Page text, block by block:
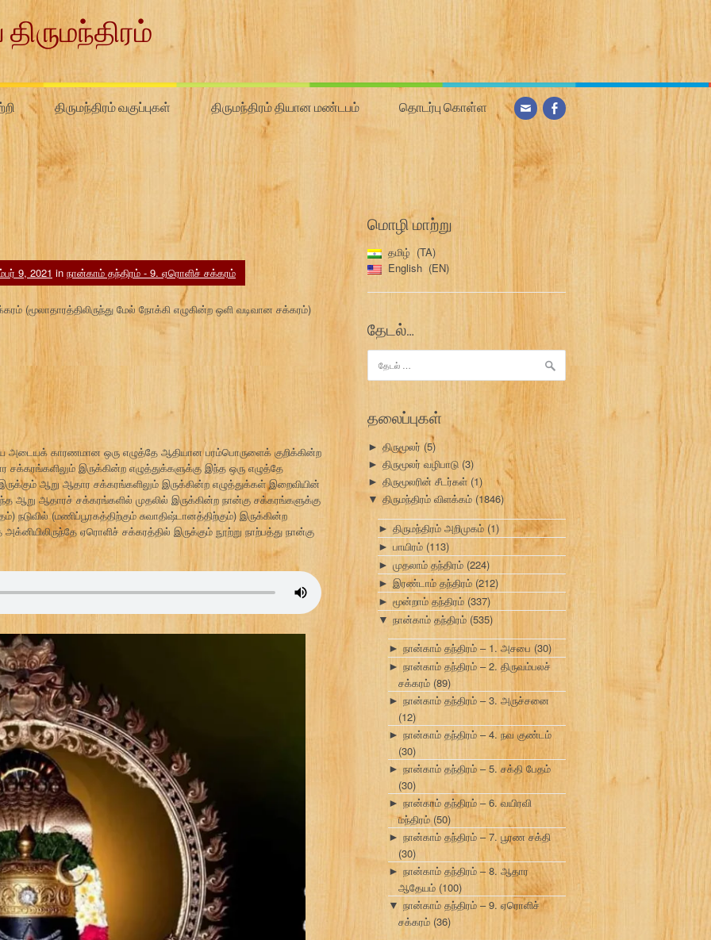
திருமந்திரம் வகுப்புகள் திருமந்திரம் தியான மண்டபம் தொடர்பு கொள்ள
9, 2021 in நான்காம் தந்திரம் - 9. ஏரொளிச் சக்கரம்
(மூலாதாரத்திலிருந்து மேல் நோக்கி எழுகின்ற ஒளி வடிவான சக்கரம்)
அடையக் காரணமான ஒரு எழுத்தே ஆதியான பரம்பொருளைக் குறிக்கின்ற
சக்கரங்களிலும் இருக்கின்ற எழுத்துக்களுக்கு இந்த ஒரு எழுத்தே
ஆறு ஆதார சக்கரங்களிலும் இருக்கின்ற எழுத்துக்கள் இறைவியின்
ஆறு ஆதாரச் சக்கரங்களில் முதலில் இருக்கின்ற நான்கு சக்கரங்களுக்கு
நடுவில் (மணிப்பூரகத்திற்கும் சுவாதிஷ்டானத்திற்கும்) இருக்கின்ற
ஏரொளிச் சக்கரத்தில் இருக்கும் நூற்று நாற்பத்து நான்கு
மொழி மாற்று
தமிழ்
TA
English
EN
தேடல்…
தேடு:
தலைப்புகள்
► திருமூலர் (5)
► திருமூலர் வழிபாடு (3)
► திருமூலரின் சீடர்கள் (1)
▼ திருமந்திரம் விளக்கம் (1846)
► திருமந்திரம் அறிமுகம் (1)
► பாயிரம் (113)
► முதலாம் தந்திரம் (224)
► இரண்டாம் தந்திரம் (212)
► மூன்றாம் தந்திரம் (337)
▼ நான்காம் தந்திரம் (535)
► நான்காம் தந்திரம் – 1. அசபை (30)
► நான்காம் தந்திரம் – 2. திருவம்பலச்
சக்கரம் (89)
► நான்காம் தந்திரம் – 3. அருச்சனை
(12)
► நான்காம் தந்திரம் – 4. நவ குண்டம்
(30)
► நான்காம் தந்திரம் – 5. சக்தி பேதம்
(30)
► நான்காம் தந்திரம் – 6. வயிரவி
மந்திரம்(50)
► நான்காம் தந்திரம் – 7. பூரண சக்தி
(30)
► நான்காம் தந்திரம் – 8. ஆதார
ஆதேயம் (100)
▼ நான்காம் தந்திரம் – 9. ஏரொளிச்
சக்கரம் (36)